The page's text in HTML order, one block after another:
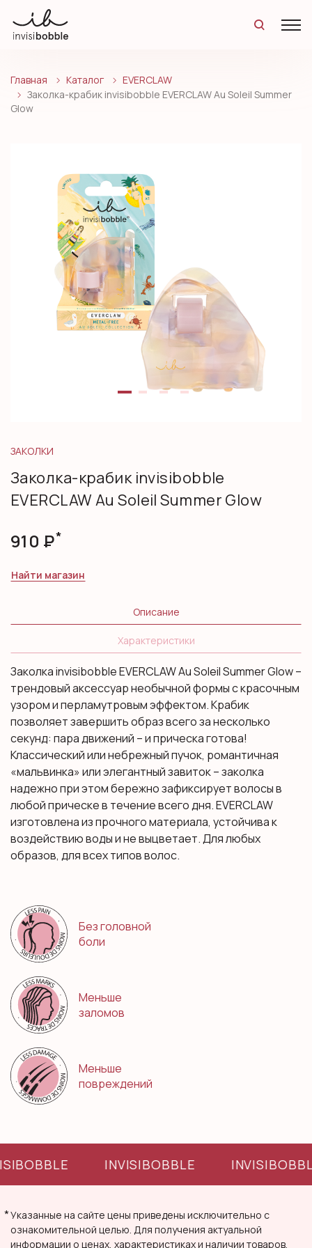
Главная Каталог
EVERCLAW
Заколка-крабик invisibobble EVERCLAW Au Soleil Summer
Glow
ЗАКОЛКИ
Заколка-крабик invisibobble
EVERCLAW Au Soleil Summer Glow
910 Р*
Найти магазин
Описание
Характеристики
Заколка invisibobble EVERCLAW Au Soleil Summer Glow –
трендовый аксессуар необычной формы с красочным
узором и перламутровым эффектом. Крабик
позволяет завершить образ всего за несколько
секунд: пара движений – и прическа готова!
Классический или небрежный пучок, романтичная
«мальвинка» или элегантный завиток – заколка
надежно при этом бережно зафиксирует волосы в
любой прическе в течение всего дня. EVERCLAW
изготовлена из прочного материала, устойчива к
воздействию воды и не выцветает. Для любых
образов, для всех типов волос.
Без головной
боли
Меньше
заломов
Меньше
повреждений
INVISIBOBBLE
*Указанные на сайте цены приведены исключительно с
ознакомительной целью. Для получения актуальной
информации о ценах, характеристиках и наличии товаров,